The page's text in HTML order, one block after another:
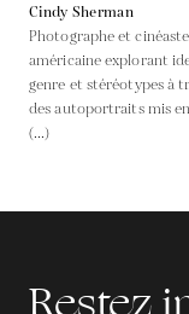
Cindy Sherman
Photographe et cinéaste
américaine explorant
genre et stéréotypes à
des autoportraits mis
(...)